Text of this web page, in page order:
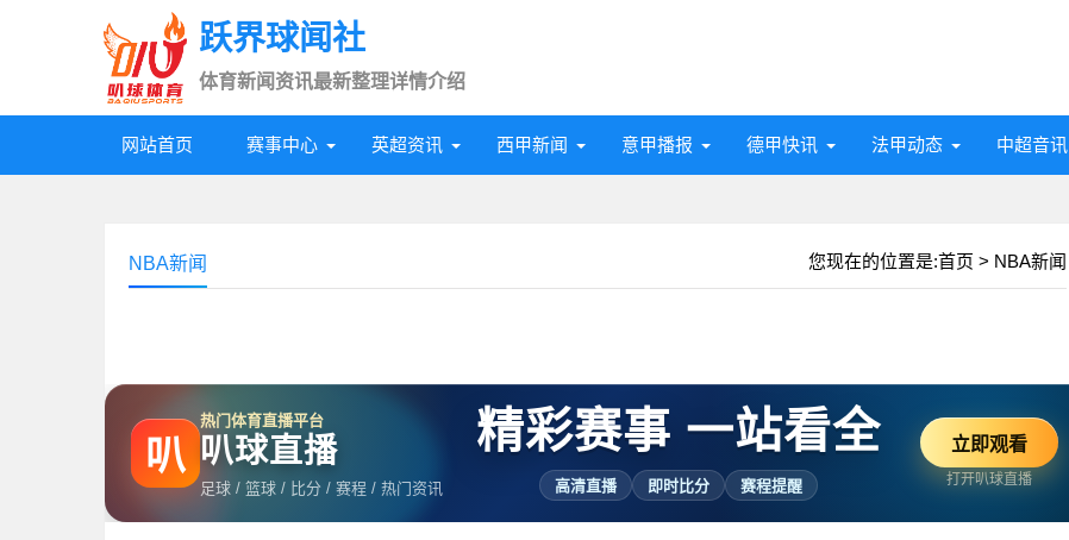
跃界球闻社
体育新闻资讯最新整理详情介绍
网站首页 赛事中心 英超资讯 西甲新闻 意甲播报 德甲快讯 法甲动态 中超音讯
您现在的位置是:首页 > NBA新闻
NBA新闻
叭
热门体育直播平台
叭球直播
足球 / 篮球 / 比分 / 赛程 / 热门资讯
精彩赛事 一站看全
高清直播 即时比分 赛程提醒
立即观看
打开叭球直播